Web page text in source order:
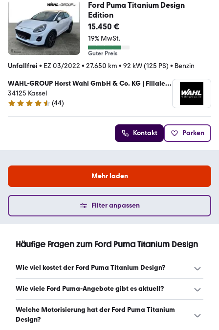
Ford Puma Titanium Design
Edition
15.450 €
19% MwSt.
Guter Preis
Unfallfrei • EZ 03/2022 • 27.650 km • 92 kW (125 PS) • Benzin
WAHL-GROUP Horst Wahl GmbH & Co. KG | Filiale
Kassel
34125 Kassel
4.3 Sterne
(44)
Kontakt Parken
Mehr laden
Filter anpassen
Häufige Fragen zum Ford Puma Titanium Design
Wie viel kostet der Ford Puma Titanium Design?
Ein guter Preis für einen Ford Puma Titanium Design liegt
Wie viele Ford Puma-Angebote gibt es aktuell?
Es gibt insgesamt 91 Ford Puma bei mobile.de, davon 91
Gebraucht- und 0 Neuwagen. (Stand: 8.8.2026)
Welche Motorisierung hat der Ford Puma Titanium
Design?